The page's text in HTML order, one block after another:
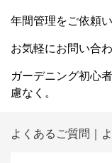
年間管理をご依頼
お気軽にお問い合
ガーデニング初心
慮なく。
よくあるご質問｜